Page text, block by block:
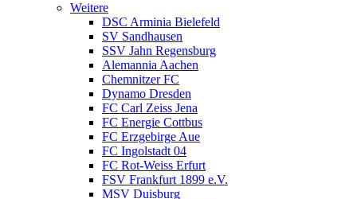
Weitere
DSC Arminia Bielefeld
SV Sandhausen
SSV Jahn Regensburg
Alemannia Aachen
Chemnitzer FC
Dynamo Dresden
FC Carl Zeiss Jena
FC Energie Cottbus
FC Erzgebirge Aue
FC Ingolstadt 04
FC Rot-Weiss Erfurt
FSV Frankfurt 1899 e.V.
MSV Duisburg